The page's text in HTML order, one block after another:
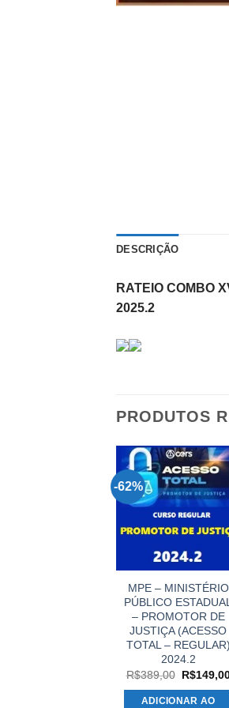
DESCRIÇÃO
RATEIO COMBO
2025.2
PRODUTOS
-62%
MPE – MINISTÉRIO
PÚBLICO ESTADUAL
– PROMOTOR DE
JUSTIÇA (ACESSO
TOTAL – REGULAR)
2024.2
R$389,00 O
original
R$
ADICIONAR AO
R$109,00.